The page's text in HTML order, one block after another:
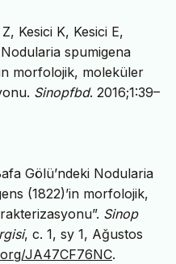
Kesici K, Kesici E,
spumigena
morfolojik, moleküler
Sinopfbd. 2016;1:39–
Gölü’ndeki Nodularia
(1822)’in morfolojik,
Sinop
, c. 1, sy 1, Ağustos
JA47CF76NC.